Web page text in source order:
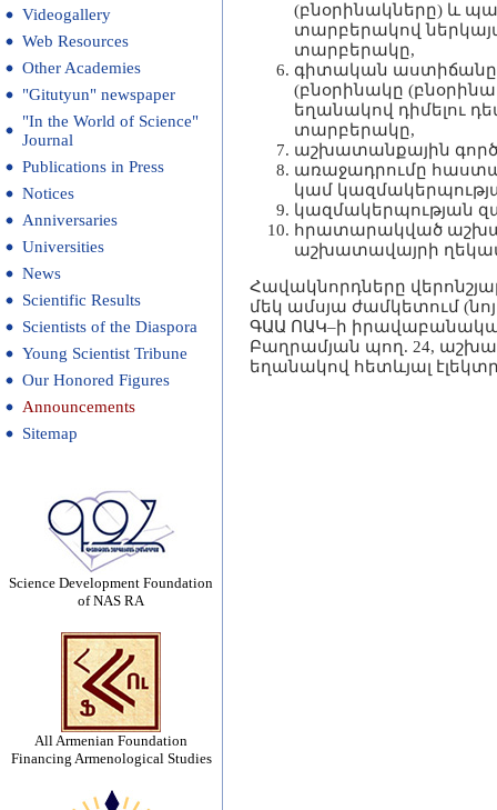
Videogallery
Web Resources
Other Academies
"Gitutyun" newspaper
"In the World of Science"
Journal
Publications in Press
Notices
Anniversaries
Universities
News
Scientific Results
Scientists of the Diaspora
Young Scientist Tribune
Our Honored Figures
Announcements
Sitemap
Science Development Foundation
of NAS RA
All Armenian Foundation
Financing Armenological Studies
(բնօրինակները) և
տարբերակով
տարբերակը,
գիտական աստիճանը
(բնօրինակը
եղանակով դիմելու
տարբերակը,
աշխատանքային
առաջադրումը
կամ
կազմակերպության
հրատարակված
աշխատավայրի
Հավակնորդները
մեկ ամսյա ժամկետում
ԳԱԱ ՈԱԿ–ի
Բաղրամյան պող. 24,
եղանակով հետևյալ